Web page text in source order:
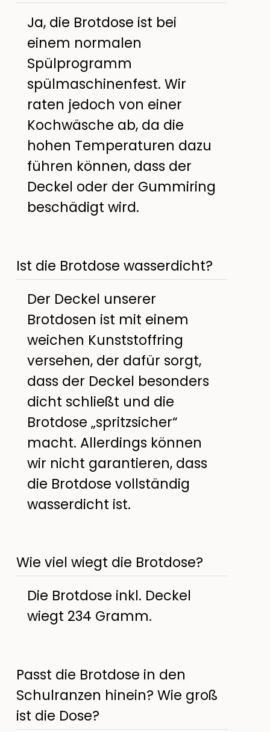
Ja, die Brotdose ist bei
einem normalen
Spülprogramm
spülmaschinenfest. Wir
raten jedoch von einer
Kochwäsche ab, da die
hohen Temperaturen dazu
führen können, dass der
Deckel oder der Gummiring
beschädigt wird.
Ist die Brotdose wasserdicht?
Der Deckel unserer
Brotdosen ist mit einem
weichen Kunststoffring
versehen, der dafür sorgt,
dass der Deckel besonders
dicht schließt und die
Brotdose „spritzsicher“
macht. Allerdings können
wir nicht garantieren, dass
die Brotdose vollständig
wasserdicht ist.
Wie viel wiegt die Brotdose?
Die Brotdose inkl. Deckel
wiegt 234 Gramm.
Passt die Brotdose in den
Schulranzen hinein? Wie groß
ist die Dose?